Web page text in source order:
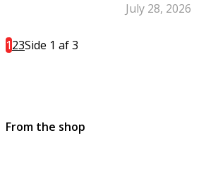
July 28, 2026
123Side 1 af 3
From the shop